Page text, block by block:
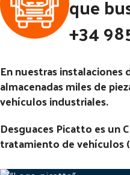
que
+34
En nuestras instalaciones
almacenadas miles de
vehículos industriales.
Desguaces Picatto es un
tratamiento de vehículos (